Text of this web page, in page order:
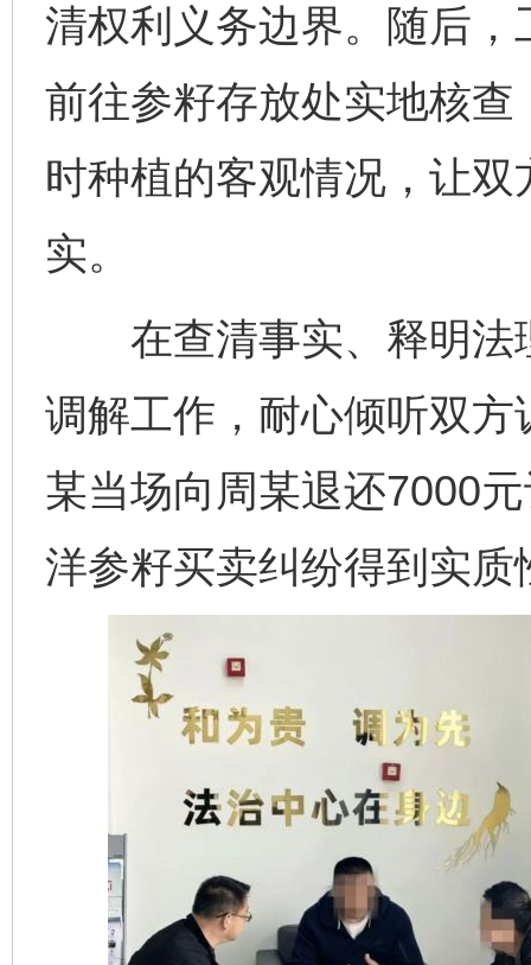
清权利义务边界。随后
前往参籽存放处实地核
时种植的客观情况，让
实。
在查清事实、释明法
调解工作，耐心倾听双
某当场向周某退还7000
洋参籽买卖纠纷得到实质